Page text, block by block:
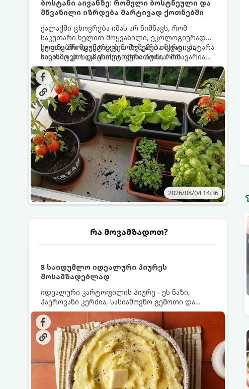
ბოსტანი აივანზე: რომელი ბოსტნეული და
მწვანილი იზრდება მარტივად ქოთნებში
ქალაქში ცხოვრება იმას არ ნიშნავს, რომ
საკუთარი ხელით მოყვანილი, ეკოლოგიურად
სუფთა პროდუქტის გემოზე უარი თქვათ. პატარა
აივანიც კი საკმარისია იმისათვის, რომ
მოიწყოთ მინი-ბოსტანი, საიდანაც
ყოველდღიურად ახალ, არომატულ მწვანილსა
და ბოსტნეულს მოკრეფთ.
ქოთნებში მცენარეების მოშენება მარტივი,
სასიამოვნო და ესთეტიკური ჰობია. მთავარია
იცოდეთ, რომელი კულტურები ეგუებიან
ქოთნის პირობებს ყველაზე კარგად და როგორ
მოუაროთ მათ სწორად.
2026/08/04 14:36
რა მოვამზადოთ?
8 საიდუმლო იდეალური პიურეს
მოსამზადებლად
იდეალური კარტოფილის პიურე - ეს ნაზი,
ჰაეროვანი კერძია, სასიამოვნო გემოთი და
ნაღების-მოყვითალო ფერით. მისი მომზადება
ძალიან მარტივია, მაგრამ არსებობს რამდენიმე
საიდუმლო, რომლებიც უნდა იცოდეთ, რომ
პიურე იდეალურად გემრიელი გამოვიდეს.